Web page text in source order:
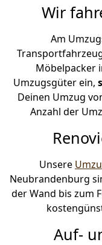
Wir
Am
Möbelpacker
Umzugsgüter ein,
Deinen Umzug
Anzahl der
Unsere
Neubrandenburg
der Wand bis zum
Auf-